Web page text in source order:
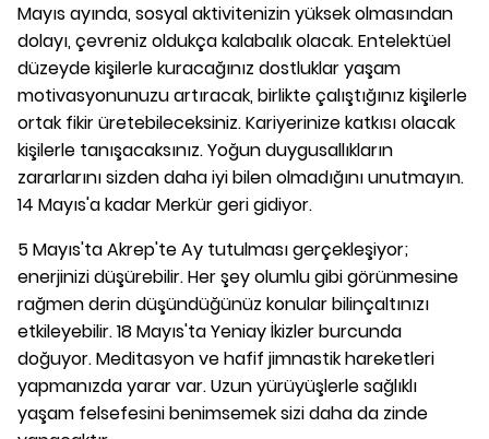
Mayıs ayında, sosyal aktivitenizin yüksek olmasından
dolayı, çevreniz oldukça kalabalık olacak. Entelektüel
düzeyde kişilerle kuracağınız dostluklar yaşam
motivasyonunuzu artıracak, birlikte çalıştığınız kişilerle
ortak fikir üretebileceksiniz. Kariyerinize katkısı olacak
kişilerle tanışacaksınız. Yoğun duygusallıkların
zararlarını sizden daha iyi bilen olmadığını unutmayın.
14 Mayıs'a kadar Merkür geri gidiyor.
5 Mayıs'ta Akrep'te Ay tutulması gerçekleşiyor;
enerjinizi düşürebilir. Her şey olumlu gibi görünmesine
rağmen derin düşündüğünüz konular bilinçaltınızı
etkileyebilir. 18 Mayıs'ta Yeniay İkizler burcunda
doğuyor. Meditasyon ve hafif jimnastik hareketleri
yapmanızda yarar var. Uzun yürüyüşlerle sağlıklı
yaşam felsefesini benimsemek sizi daha da zinde